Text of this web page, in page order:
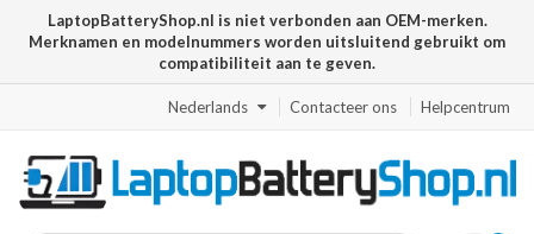
LaptopBatteryShop.nl is niet verbonden aan OEM-merken.
Merknamen en modelnummers worden uitsluitend gebruikt om
compatibiliteit aan te geven.
Nederlands Contacteer ons Helpcentrum